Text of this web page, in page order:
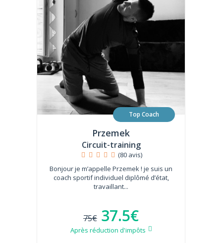
Top Coach
Przemek
Circuit-training
(80 avis)
Bonjour je m’appelle Przemek ! je suis un
coach sportif individuel diplômé d’état,
travaillant...
75€ 37.5€
Après réduction d'impôts